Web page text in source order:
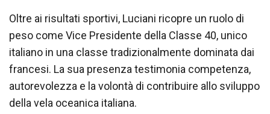
Oltre ai risultati sportivi, Luciani ricopre un ruolo di
peso come Vice Presidente della Classe 40, unico
italiano in una classe tradizionalmente dominata dai
francesi. La sua presenza testimonia competenza,
autorevolezza e la volontà di contribuire allo sviluppo
della vela oceanica italiana.